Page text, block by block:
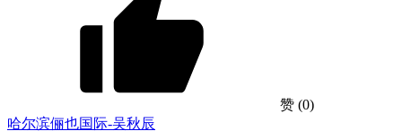
赞 (0)
哈尔滨俪也国际-吴秋辰